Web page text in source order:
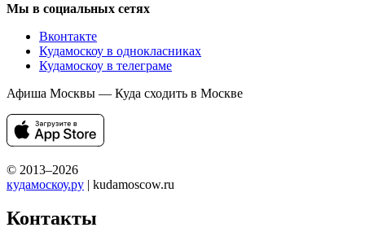
Мы в социальных сетях
Вконтакте
Кудамоскоу в однокласниках
Кудамоскоу в телеграме
Афиша Москвы — Куда сходить в Москве
© 2013–2026
кудамоскоу.ру | kudamoscow.ru
Контакты